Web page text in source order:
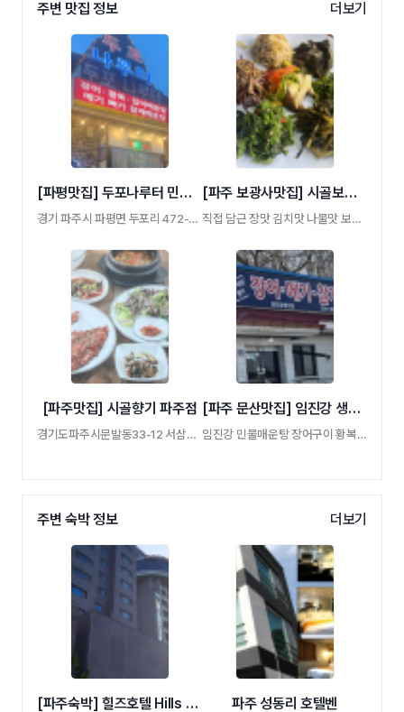
주변 맛집 정보 더보기
[파평맛집] 두포나루터 민물매운탕
경기 파주시 파평면 두포리 472-22 민물매운탕 …
[파주 보광사맛집] 시골보리밥집
직접 담근 장맛 김치맛 나물맛 보리밥
[파주맛집] 시골향기 파주점
경기도파주시문발동33-12 서삼릉보리밥파주점
[파주 문산맛집] 임진강 생선집 민물매운탕
임진강 민물매운탕 장어구이 황복 참게
주변 숙박 정보 더보기
[파주숙박] 힐즈호텔 Hills Hotel 파주 성동리 호텔벤